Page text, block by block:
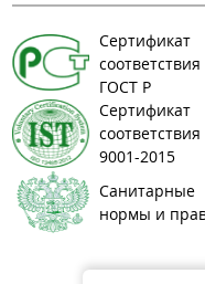
Сертификат
ГОСТ Р
Сертификат
9001-2015
Санитарные
нормы и